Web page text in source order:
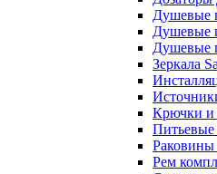
Душевые
Душевые
Душевые
Зеркала
Крючки и
Питьевые
Раковины
Рем